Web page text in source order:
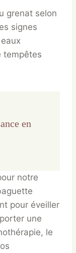
grenat selon
signes
tempêtes
en
notre
pour éveiller
une
le